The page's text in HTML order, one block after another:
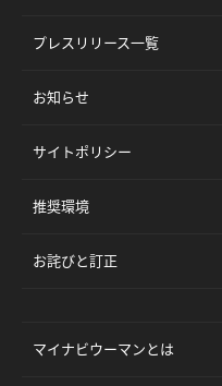
プレスリリース一覧
お知らせ
サイトポリシー
推奨環境
お詫びと訂正
マイナビウーマンとは